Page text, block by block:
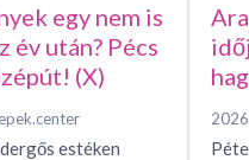
egy nem is
év után? Pécs
(X)
estéken